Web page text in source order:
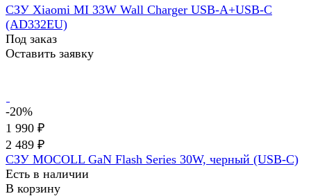
СЗУ Xiaomi MI 33W Wall Charger USB-A+USB-C
(AD332EU)
Под заказ
Оставить заявку
-20%
1 990 ₽
2 489 ₽
СЗУ MOCOLL GaN Flash Series 30W, черный (USB-C)
Есть в наличии
В корзину